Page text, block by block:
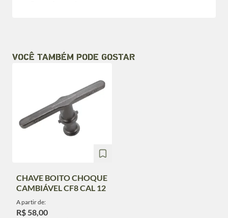
VOCÊ TAMBÉM PODE GOSTAR
CHAVE BOITO CHOQUE
CAMBIÁVEL CF8 CAL 12
A partir de:
R$ 58,00